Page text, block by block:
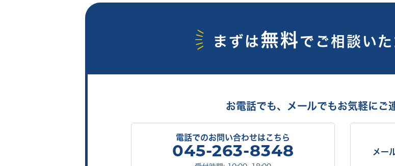
まずは無料 で ご相談い
お電話でも、メールでもお気軽にご
電話でのお問い合わせはこちら
045-263-8348 メー